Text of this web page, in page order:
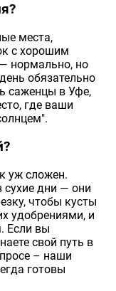
места,
с хорошим
нормально, но
обязательно
саженцы в Уфе,
где ваши
уж сложен.
сухие дни — они
чтобы кусты
удобрениями, и
Если вы
свой путь в
– наши
готовы